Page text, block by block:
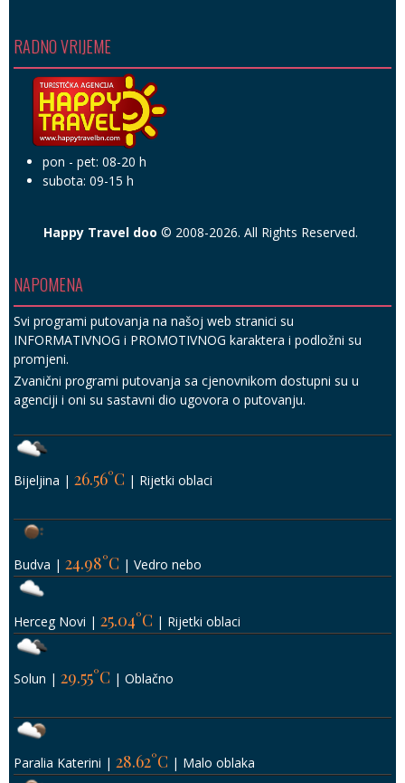
RADNO VRIJEME
pon - pet: 08-20 h
subota: 09-15 h
Happy Travel doo © 2008-2026. All Rights Reserved.
NAPOMENA
Svi programi putovanja na našoj web stranici su
INFORMATIVNOG i PROMOTIVNOG karaktera i podložni su
promjeni.
Zvanični programi putovanja sa cjenovnikom dostupni su u
agenciji i oni su sastavni dio ugovora o putovanju.
Bijeljina | 26.56°C | Rijetki oblaci
Budva | 24.98°C | Vedro nebo
Herceg Novi | 25.04°C | Rijetki oblaci
Solun | 29.55°C | Oblačno
Paralia Katerini | 28.62°C | Malo oblaka